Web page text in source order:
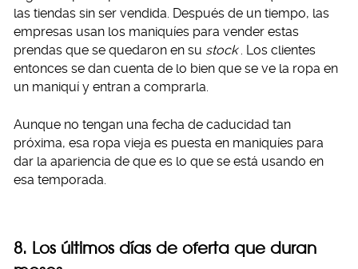
las tiendas sin ser vendida. Después de un tiempo, las
empresas usan los maniquíes para vender estas
prendas que se quedaron en su stock . Los clientes
entonces se dan cuenta de lo bien que se ve la ropa en
un maniquí y entran a comprarla.
Aunque no tengan una fecha de caducidad tan
próxima, esa ropa vieja es puesta en maniquíes para
dar la apariencia de que es lo que se está usando en
esa temporada.
8. Los últimos días de oferta que duran